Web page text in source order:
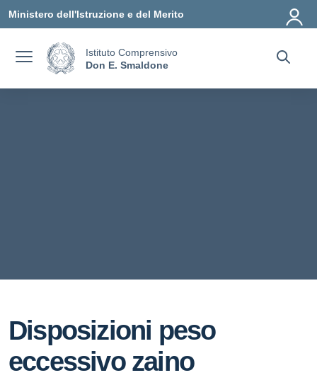
Ministero dell'Istruzione e del Merito
Istituto Comprensivo
Don E. Smaldone
Disposizioni peso
eccessivo zaino